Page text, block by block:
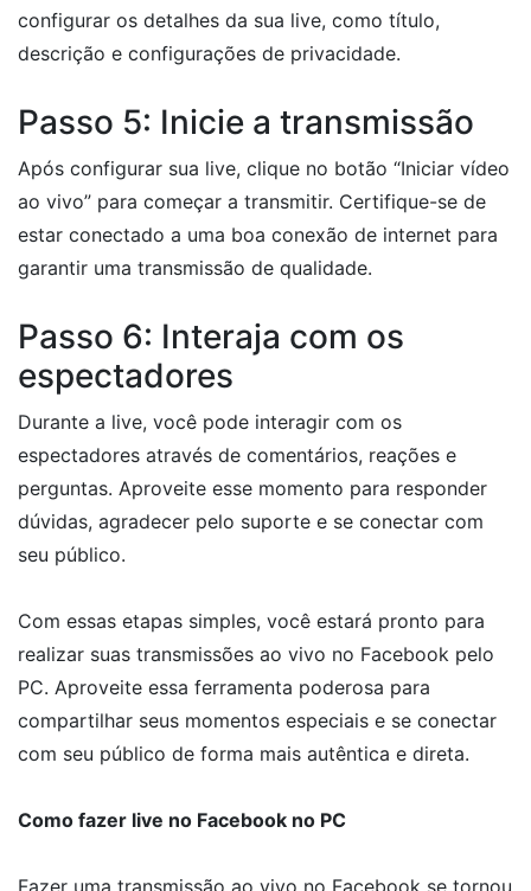
configurar os detalhes da sua live, como título,
descrição e configurações de privacidade.
Passo 5: Inicie a transmissão
Após configurar sua live, clique no botão “Iniciar vídeo
ao vivo” para começar a transmitir. Certifique-se de
estar conectado a uma boa conexão de internet para
garantir uma transmissão de qualidade.
Passo 6: Interaja com os
espectadores
Durante a live, você pode interagir com os
espectadores através de comentários, reações e
perguntas. Aproveite esse momento para responder
dúvidas, agradecer pelo suporte e se conectar com
seu público.
Com essas etapas simples, você estará pronto para
realizar suas transmissões ao vivo no Facebook pelo
PC. Aproveite essa ferramenta poderosa para
compartilhar seus momentos especiais e se conectar
com seu público de forma mais autêntica e direta.
Como fazer live no Facebook no PC
Fazer uma transmissão ao vivo no Facebook se tornou